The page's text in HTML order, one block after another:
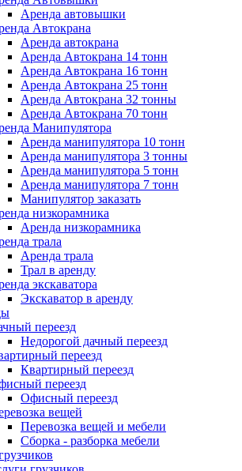
Аренда автовышки
Автокрана
Аренда автокрана
Аренда Автокрана 14 тонн
Аренда Автокрана 16 тонн
Аренда Автокрана 25 тонн
Аренда Автокрана 32 тонны
Аренда Автокрана 70 тонн
Манипулятора
Аренда манипулятора 10 тонн
Аренда манипулятора 3 тонны
Аренда манипулятора 5 тонн
Аренда манипулятора 7 тонн
Манипулятор заказать
низкорамника
Аренда низкорамника
трала
Аренда трала
Трал в аренду
экскаватора
Экскаватор в аренду
переезд
Недорогой дачный переезд
переезд
Квартирный переезд
переезд
Офисный переезд
вещей
Перевозка вещей и мебели
Сборка - разборка мебели